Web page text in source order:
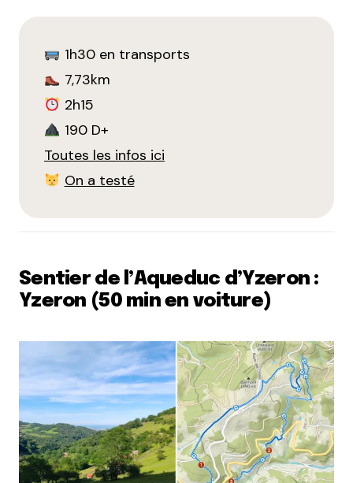
1h30 en transports
7,73km
2h15
190 D+
Toutes les infos ici
On a testé
Sentier de l’Aqueduc d’Yzeron :
Yzeron (50 min en voiture)